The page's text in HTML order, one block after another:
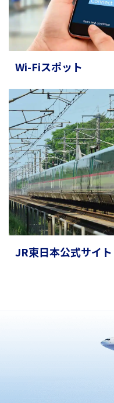
Wi-Fiスポット
JR東日本公式サイト